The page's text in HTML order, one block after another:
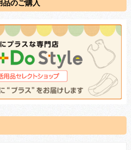
品のご購入